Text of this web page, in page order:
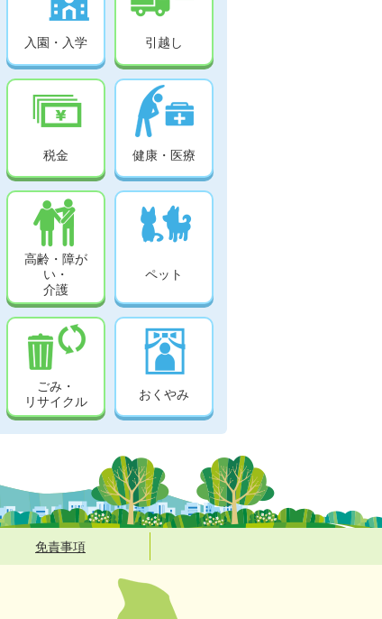
入園・入学 引越し
税金 健康・医療
高齢・障が
い・
介護
ペット
ごみ・
リサイクル
おくやみ
免責事項